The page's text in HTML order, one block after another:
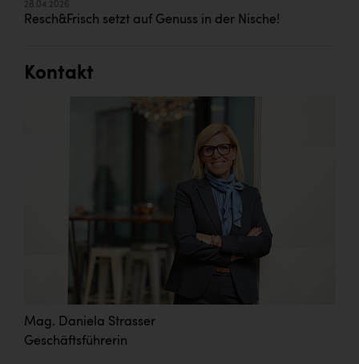
28.04.2026
Resch&Frisch setzt auf Genuss in der Nische!
Kontakt
Mag. Daniela Strasser
Geschäftsführerin